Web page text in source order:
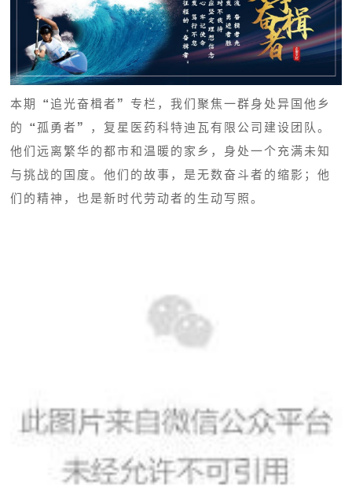
本期“追光奋楫者”专栏，我们聚焦一群身处异国他乡
的“孤勇者”，复星医药科特迪瓦有限公司建设团队。
他们远离繁华的都市和温暖的家乡，身处一个充满未知
与挑战的国度。他们的故事，是无数奋斗者的缩影；他
们的精神，也是新时代劳动者的生动写照。